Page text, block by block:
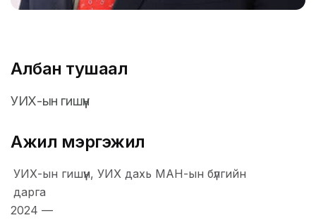
Албан тушаал
УИХ-ын гишүүн
Ажил мэргэжил
УИХ-ын гишүүн, УИХ дахь МАН-ын бүлгийн
дарга
2024 —